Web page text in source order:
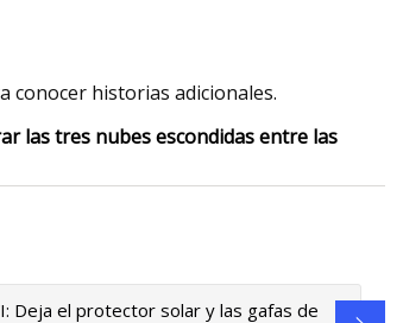
conocer historias adicionales.
las tres nubes escondidas entre las
Deja el protector solar y las gafas de